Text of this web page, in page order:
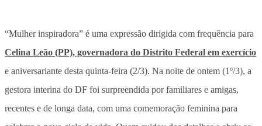
“Mulher inspiradora” é uma expressão dirigida com frequência para
Celina Leão (PP), governadora do Distrito Federal em exercício
e aniversariante desta quinta-feira (2/3). Na noite de ontem (1º/3), a
gestora interina do DF foi surpreendida por familiares e amigas,
recentes e de longa data, com uma comemoração feminina para